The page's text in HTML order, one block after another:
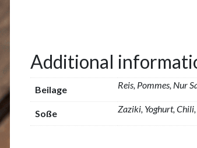
Additional
Beilage Reis, Pommes, Nur
Soße Zaziki, Yoghurt,